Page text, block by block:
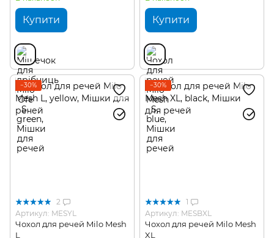
Купити Купити
−30%
2
Артикул: MESYL
Чохол для речей Milo Mesh
L
−30%
1
Артикул: MESBXL
Чохол для речей Milo Mesh
XL